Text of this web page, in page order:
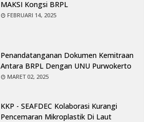
MAKSI Kongsi BRPL
FEBRUARI 14, 2025
Penandatanganan Dokumen Kemitraan
Antara BRPL Dengan UNU Purwokerto
MARET 02, 2025
KKP - SEAFDEC Kolaborasi Kurangi
Pencemaran Mikroplastik Di Laut